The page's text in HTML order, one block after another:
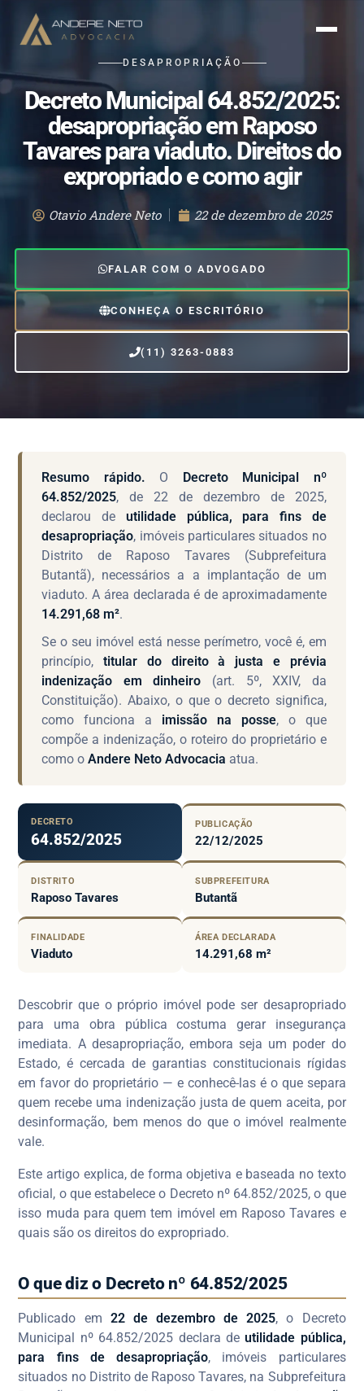
DESAPROPRIAÇÃO
Decreto Municipal 64.852/2025:
desapropriação em Raposo
Tavares para viaduto. Direitos do
expropriado e como agir
Otavio Andere Neto 22 de dezembro de 2025
FALAR COM O ADVOGADO
CONHEÇA O ESCRITÓRIO
(11) 3263-0883
Resumo rápido. O Decreto Municipal nº
64.852/2025, de 22 de dezembro de 2025,
declarou de utilidade pública, para fins de
desapropriação, imóveis particulares situados no
Distrito de Raposo Tavares (Subprefeitura
Butantã), necessários a a implantação de um
viaduto. A área declarada é de aproximadamente
14.291,68 m².
Se o seu imóvel está nesse perímetro, você é, em
princípio,titular do direito à justa e prévia
indenização em dinheiro (art. 5º, XXIV, da
Constituição). Abaixo, o que o decreto significa,
como funciona a imissão na posse, o que
compõe a indenização, o roteiro do proprietário e
como oAndere Neto Advocacia atua.
DECRETO
64.852/2025
PUBLICAÇÃO
22/12/2025
DISTRITO
Raposo Tavares
SUBPREFEITURA
Butantã
FINALIDADE
Viaduto
ÁREA DECLARADA
14.291,68 m²
Descobrir que o próprio imóvel pode ser desapropriado
para uma obra pública costuma gerar insegurança
imediata. A desapropriação, embora seja um poder do
Estado, é cercada de garantias constitucionais rígidas
em favor do proprietário — e conhecê-las é o que separa
quem recebe uma indenização justa de quem aceita, por
desinformação, bem menos do que o imóvel realmente
vale.
Este artigo explica, de forma objetiva e baseada no texto
oficial, o que estabelece o Decreto nº 64.852/2025, o que
isso muda para quem tem imóvel em Raposo Tavares e
quais são os direitos do expropriado.
O que diz o Decreto nº 64.852/2025
Publicado em 22 de dezembro de 2025, o Decreto
Municipal nº 64.852/2025 declara deutilidade pública,
para fins de desapropriação, imóveis particulares
situados no Distrito de Raposo Tavares, na Subprefeitura